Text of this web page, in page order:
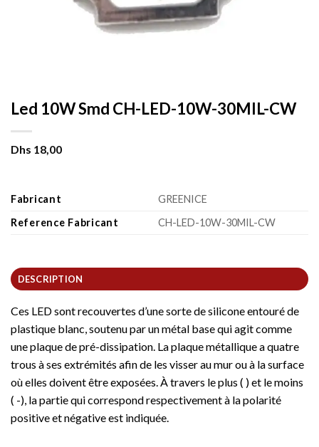
Led 10W Smd CH-LED-10W-30MIL-CW
Dhs 18,00
Fabricant
GREENICE
Reference Fabricant
CH-LED-10W-30MIL-CW
DESCRIPTION
Ces LED sont recouvertes d’une sorte de silicone entouré de
plastique blanc, soutenu par un métal base qui agit comme
une plaque de pré-dissipation. La plaque métallique a quatre
trous à ses extrémités afin de les visser au mur ou à la surface
où elles doivent être exposées. À travers le plus ( ) et le moins
( -), la partie qui correspond respectivement à la polarité
positive et négative est indiquée.